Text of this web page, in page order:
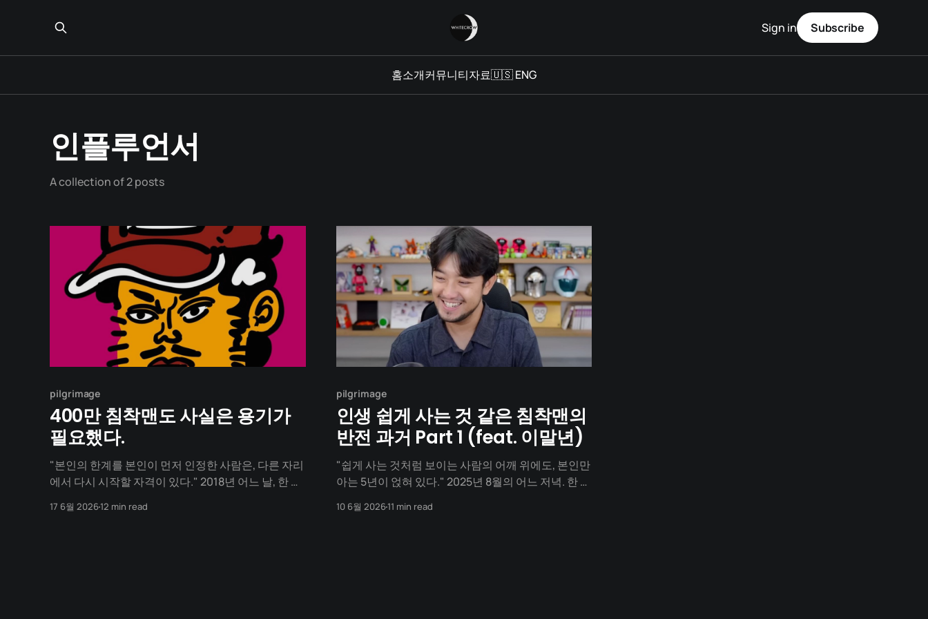
홈소개커뮤니티자료🇺🇸 ENG
Sign in Subscribe
인플루언서
A collection of 2 posts
pilgrimage
400만 침착맨도 사실은 용기가
필요했다.
"본인의 한계를 본인이 먼저 인정한 사람은, 다른 자리
에서 다시 시작할 자격이 있다." 2018년 어느 날, 한 남
는 노트북과 게임용 마우스가 들려 있습니다. 그는 한
17 6월 202612 min read
pilgrimage
인생 쉽게 사는 것 같은 침착맨의
반전 과거 Part 1 (feat. 이말년)
"쉽게 사는 것처럼 보이는 사람의 어깨 위에도, 본인만
아는 5년이 얹혀 있다." 2025년 8월의 어느 저녁. 한 남
만 구독자의 채널을 가진 인터넷 방송인. 그는 회사를
10 6월 202611 min read